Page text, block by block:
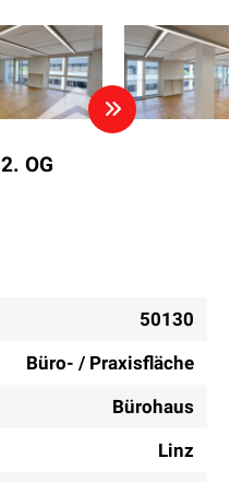
OG
50130
Büro- / Praxisfläche
Bürohaus
Linz